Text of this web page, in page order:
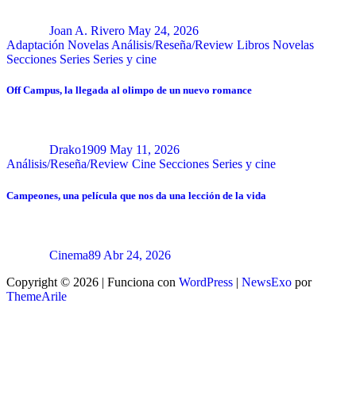
Joan A. Rivero May 24, 2026
Adaptación Novelas Análisis/Reseña/Review Libros Novelas
Secciones Series Series y cine
Off Campus, la llegada al olimpo de un nuevo romance
Drako1909 May 11, 2026
Análisis/Reseña/Review Cine Secciones Series y cine
Campeones, una película que nos da una lección de la vida
Cinema89 Abr 24, 2026
Copyright © 2026 | Funciona con WordPress | NewsExo por
ThemeArile